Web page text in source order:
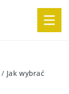
/ Jak wybrać